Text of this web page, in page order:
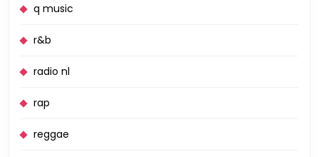
q music
r&b
radio nl
rap
reggae